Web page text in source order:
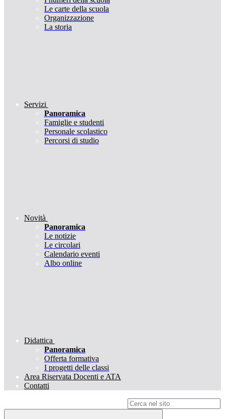
Le carte della scuola
Organizzazione
La storia
Servizi
Panoramica
Famiglie e studenti
Personale scolastico
Percorsi di studio
Novità
Panoramica
Le notizie
Le circolari
Calendario eventi
Albo online
Didattica
Panoramica
Offerta formativa
I progetti delle classi
Area Riservata Docenti e ATA
Contatti